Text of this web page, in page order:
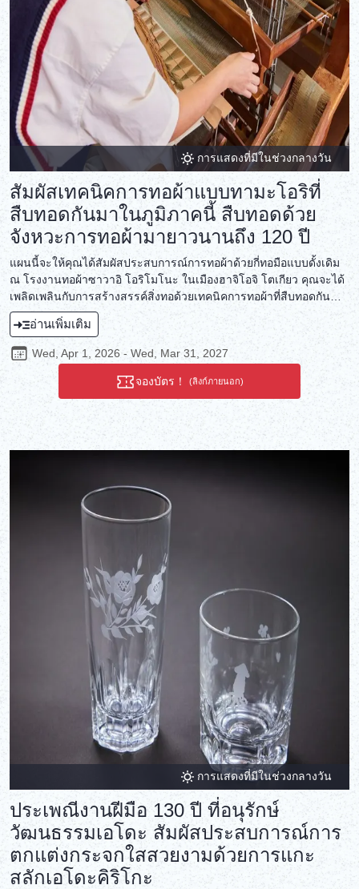
การแสดงที่มีในช่วงกลางวัน
สัมผัสเทคนิคการทอผ้าแบบทามะโอริที่
สืบทอดกันมาในภูมิภาคนี้ สืบทอดด้วย
จังหวะการทอผ้ามายาวนานถึง 120 ปี
แผนนี้จะให้คุณได้สัมผัสประสบการณ์การทอผ้าด้วยกี่ทอมือแบบดั้งเดิม
ณ โรงงานทอผ้าซาวาอิ โอริโมโนะ ในเมืองฮาจิโอจิ โตเกียว คุณจะได้
เพลิดเพลินกับการสร้างสรรค์สิ่งทอด้วยเทคนิคการทอผ้าที่สืบทอดกัน
มายาวนานกว่า 120 ปีนับตั้งแต่ก่อตั้งสตูดิโอ คำว่า "การทอแบบทามะ-
โอริ" ครอบคลุมผ้าทอ 5 ประเภทที่มีต้นกำเนิดจากภูมิภาคทามะของ
โตเกียว ซึ่งเป็นภูมิภาคที่มีวัฒนธรรมสิ่งทอที่เจริญรุ่งเรือง มาร่วมดื่มด่ำ
กับสภาพแวดล้อมที่รังสรรค์ผ้าอันเป็นเอกลักษณ์เหล่านี้ คุณจะได้สัมผัส
ทั้งฝีมืออันประณีตบรรจงในการทอแต่ละชิ้น และประเพณีอันดีงามที่
เชื่อมโยงอดีตกับอนาคต
อ่านเพิ่มเติม
Wed, Apr 1, 2026 - Wed, Mar 31, 2027
จองบัตร！ (ลิงก์ภายนอก)
การแสดงที่มีในช่วงกลางวัน
ประเพณีงานฝีมือ 130 ปี ที่อนุรักษ์
วัฒนธรรมเอโดะ สัมผัสประสบการณ์การ
ตกแต่งกระจกใสสวยงามด้วยการแกะ
สลักเอโดะคิริโกะ